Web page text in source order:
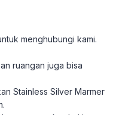
menghubungi kami.
ruangan juga bisa
Stainless Silver Marmer